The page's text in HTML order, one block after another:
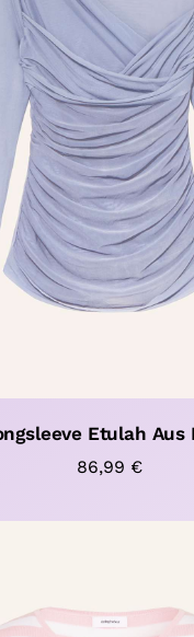
Etulah Aus
86,99 €